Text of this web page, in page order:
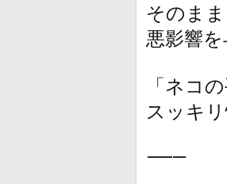
そのま
悪影響を
「ネコ
スッキ
⸻